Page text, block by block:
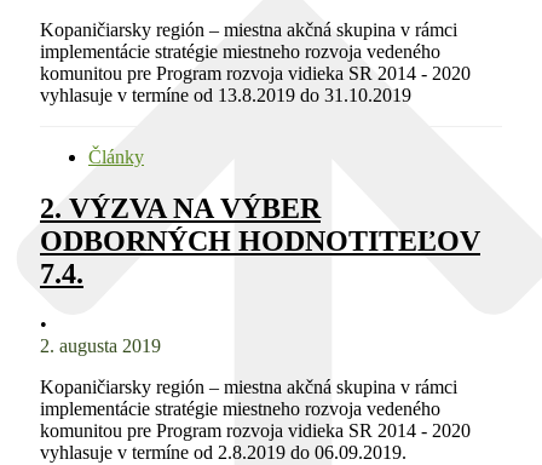
Kopaničiarsky región – miestna akčná skupina v rámci
implementácie stratégie miestneho rozvoja vedeného
komunitou pre Program rozvoja vidieka SR 2014 - 2020
vyhlasuje v termíne od 13.8.2019 do 31.10.2019
Články
2. VÝZVA NA VÝBER
ODBORNÝCH HODNOTITEĽOV
7.4.
•
2. augusta 2019
Kopaničiarsky región – miestna akčná skupina v rámci
implementácie stratégie miestneho rozvoja vedeného
komunitou pre Program rozvoja vidieka SR 2014 - 2020
vyhlasuje v termíne od 2.8.2019 do 06.09.2019.